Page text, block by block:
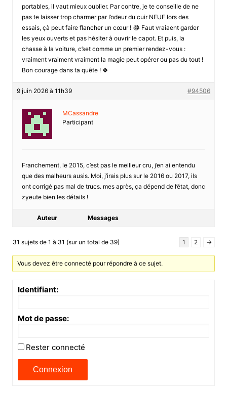
portables, il vaut mieux oublier. Par contre, je te conseille de ne
pas te laisser trop charmer par l’odeur du cuir NEUF lors des
essais, çà peut faire flancher un cœur ! 😂 Faut vraiaent garder
les yeux ouverts et pas hésiter à ouvrir le capot. Et puis, la
chasse à la voiture, c’set comme un premier rendez-vous :
vraiment vraiment vraiment la magie peut opérer ou pas du tout !
Bon courage dans ta quête ! 🍀
9 juin 2026 à 11h39 #94506
MCassandre
Participant
Franchement, le 2015, c’est pas le meilleur cru, j’en ai entendu
que des malheurs ausis. Moi, j’irais plus sur le 2016 ou 2017, ils
ont corrigé pas mal de trucs. mes après, ça dépend de l’état, donc
zyeute bien les détails !
Auteur Messages
31 sujets de 1 à 31 (sur un total de 39) 1 2 →
Vous devez être connecté pour répondre à ce sujet.
Identifiant:
Mot de passe:
Rester connecté
Connexion